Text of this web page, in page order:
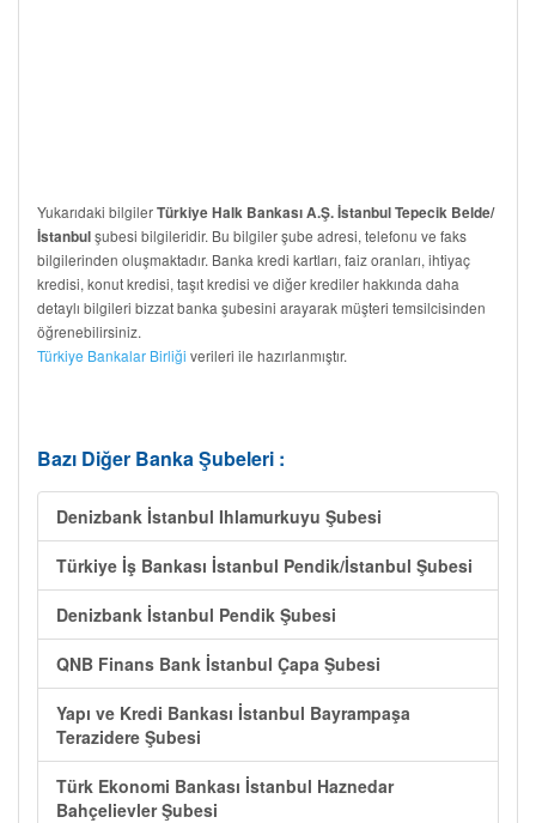
Yukarıdaki bilgilerTürkiye Halk Bankası A.Ş. İstanbul Tepecik Belde/
İstanbulşubesi bilgileridir. Bu bilgiler şube adresi, telefonu ve faks
bilgilerinden oluşmaktadır. Banka kredi kartları, faiz oranları, ihtiyaç
kredisi, konut kredisi, taşıt kredisi ve diğer krediler hakkında daha
detaylı bilgileri bizzat banka şubesini arayarak müşteri temsilcisinden
öğrenebilirsiniz.
Türkiye Bankalar Birliği verileri ile hazırlanmıştır.
Bazı Diğer Banka Şubeleri :
Denizbank İstanbul Ihlamurkuyu Şubesi
Türkiye İş Bankası İstanbul Pendik/İstanbul Şubesi
Denizbank İstanbul Pendik Şubesi
QNB Finans Bank İstanbul Çapa Şubesi
Yapı ve Kredi Bankası İstanbul Bayrampaşa
Terazidere Şubesi
Türk Ekonomi Bankası İstanbul Haznedar
Bahçelievler Şubesi